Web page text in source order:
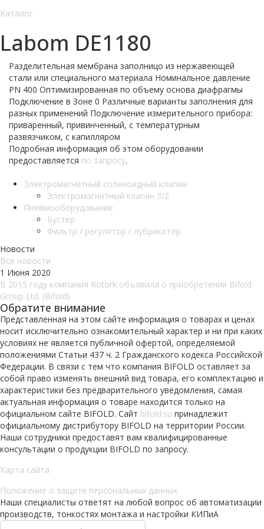
Каталог
Labom DE1180
Разделительная мембрана заполницо из нержавеющей
стали или специального материала Номинальное давление
PN 400 Оптимизированная по объему основа диафрагмы
Подключение в Зоне 0 Различные варианты заполнения для
разных применений Подключение измерительного прибора:
приваренный, привинченный, с температурным
развязчиком, с капилляром
Подробная информация об этом оборудовании
предоставляется по запросу.
Электромагнитный соленоидный клапан
Электромагнитный клапан 3/2
Пневмооборудование
Бустер
Фильтр / регулятор / лубрикатор
Новости
Все новости
1 Июня 2020
В 2015 году компания Rotork объявила о приобретении Bifold
Group Ltd. (Bifold)
Обратите внимание
Представленная на этом сайте информация о товарах и ценах
носит исключительно ознакомительный характер и ни при каких
условиях не является публичной офертой, определяемой
положениями Статьи 437 ч. 2 Гражданского кодекса Российской
Федерации. В связи с тем что компания BIFOLD оставляет за
собой право изменять внешний вид товара, его комплектацию и
характеристики без предварительного уведомления, самая
актуальная информация о товаре находится только на
официальном сайте BIFOLD. Сайт bifold.su принадлежит
официальному дистрибутору BIFOLD на территории России.
Наши сотрудники предоставят вам квалифицированные
консультации о продукции BIFOLD по запросу.
Карта сайта
Положение о защите персональных данных
Наши специалисты ответят на любой вопрос об автоматизации
производств, тонкостях монтажа и настройки КИПиА